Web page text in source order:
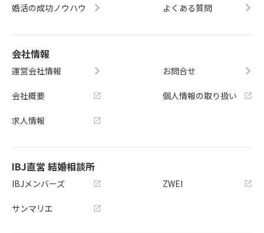
婚活の成功ノウハウ よくある質問
会社情報
運営会社情報
会社概要
求人情報
お問合せ
個人情報の取り扱い
IBJ直営 結婚相談所
IBJメンバーズ
サンマリエ
ZWEI